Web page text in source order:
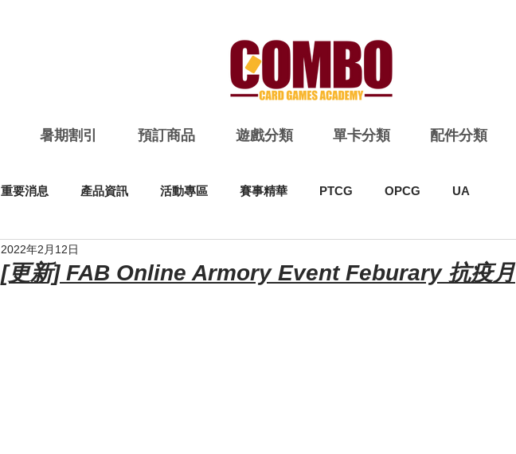
暑期割引 預訂商品 遊戲分類 單卡分類 配件分類
重要消息 產品資訊 活動專區 賽事精華 PTCG OPCG UA
[更新] FAB Online Armory Event Feburary 抗疫月
2022年2月12日